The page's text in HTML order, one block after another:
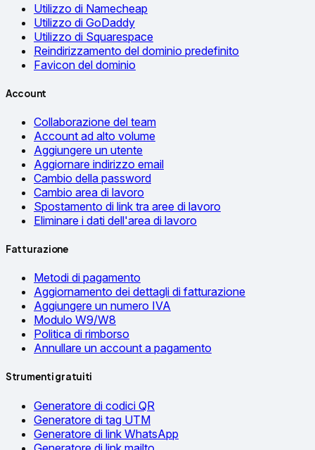
Utilizzo di Namecheap
Utilizzo di GoDaddy
Utilizzo di Squarespace
Reindirizzamento del dominio predefinito
Favicon del dominio
Account
Collaborazione del team
Account ad alto volume
Aggiungere un utente
Aggiornare indirizzo email
Cambio della password
Cambio area di lavoro
Spostamento di link tra aree di lavoro
Eliminare i dati dell'area di lavoro
Fatturazione
Metodi di pagamento
Aggiornamento dei dettagli di fatturazione
Aggiungere un numero IVA
Modulo W9/W8
Politica di rimborso
Annullare un account a pagamento
Strumenti gratuiti
Generatore di codici QR
Generatore di tag UTM
Generatore di link WhatsApp